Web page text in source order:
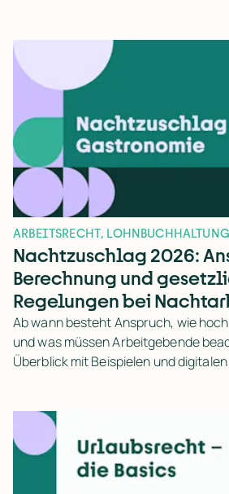
ARBEITSRECHT, LOHNBUCHHALTUNG
Nachtzuschlag 2026:
Berechnung und
Regelungen bei
Ab wann besteht Anspruch, wie
und was müssen Arbeitgebende
Überblick mit Beispielen und